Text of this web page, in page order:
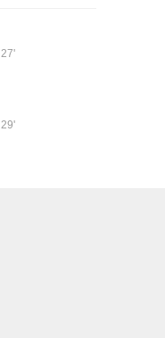
27'
29'